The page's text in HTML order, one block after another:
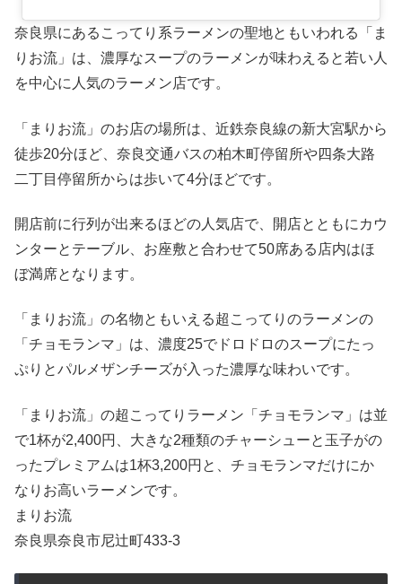
奈良県にあるこってり系ラーメンの聖地ともいわれる「ま
りお流」は、濃厚なスープのラーメンが味わえると若い人
を中心に人気のラーメン店です。
「まりお流」のお店の場所は、近鉄奈良線の新大宮駅から
徒歩20分ほど、奈良交通バスの柏木町停留所や四条大路
二丁目停留所からは歩いて4分ほどです。
開店前に行列が出来るほどの人気店で、開店とともにカウ
ンターとテーブル、お座敷と合わせて50席ある店内はほ
ぼ満席となります。
「まりお流」の名物ともいえる超こってりのラーメンの
「チョモランマ」は、濃度25でドロドロのスープにたっ
ぷりとパルメザンチーズが入った濃厚な味わいです。
「まりお流」の超こってりラーメン「チョモランマ」は並
で1杯が2,400円、大きな2種類のチャーシューと玉子がの
ったプレミアムは1杯3,200円と、チョモランマだけにか
なりお高いラーメンです。
まりお流
奈良県奈良市尼辻町433-3